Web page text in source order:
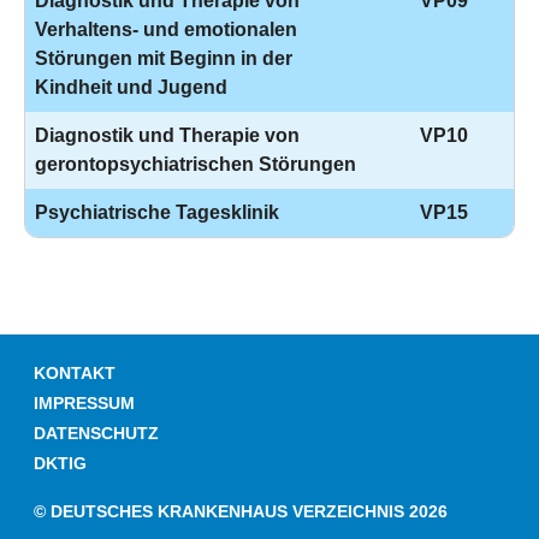
Verhaltens- und emotionalen
Störungen mit Beginn in der
Kindheit und Jugend
Diagnostik und Therapie von
gerontopsychiatrischen Störungen
VP10
Psychiatrische Tagesklinik VP15
© DEUTSCHES KRANKENHAUS VERZEICHNIS 2026
KONTAKT
IMPRESSUM
DATENSCHUTZ
DKTIG